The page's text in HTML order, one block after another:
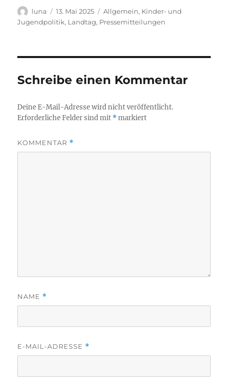
Autor
luna
Veröffentlicht
am
13. Mai 2025 Kategorien
Allgemein, Kinder- und
Jugendpolitik, Landtag, Pressemitteilungen
Schreibe einen Kommentar
Deine E-Mail-Adresse wird nicht veröffentlicht.
Erforderliche Felder sind mit *markiert
KOMMENTAR *
NAME *
E-MAIL-ADRESSE *